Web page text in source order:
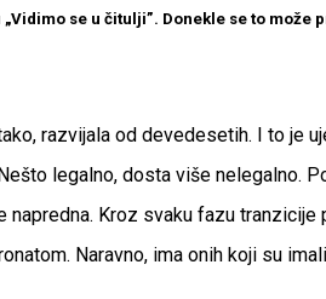
se u čitulji”. Donekle se to može
razvijala od devedesetih. I to je
legalno, dosta više nelegalno.
Kroz svaku fazu
Naravno, ima onih koji su